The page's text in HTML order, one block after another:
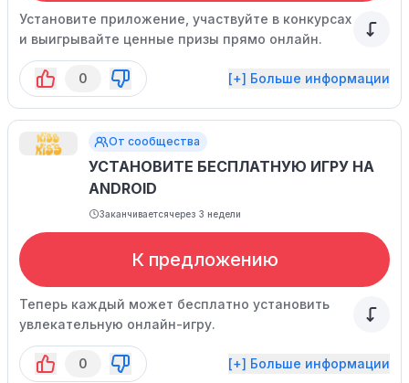
Установите приложение, участвуйте в конкурсах
и выигрывайте ценные призы прямо онлайн.
0 [+] Больше информации
От сообщества
УСТАНОВИТЕ БЕСПЛАТНУЮ ИГРУ НА
ANDROID
Заканчиваетсячерез 3 недели
К предложению
Теперь каждый может бесплатно установить
увлекательную онлайн-игру.
0 [+] Больше информации